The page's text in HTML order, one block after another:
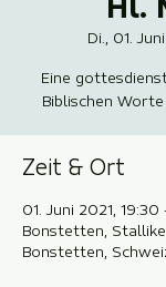
Di., 01. Juni
Eine
Biblischen
Zeit & Ort
01. Juni 2021,
Bonstetten,
Bonstetten,